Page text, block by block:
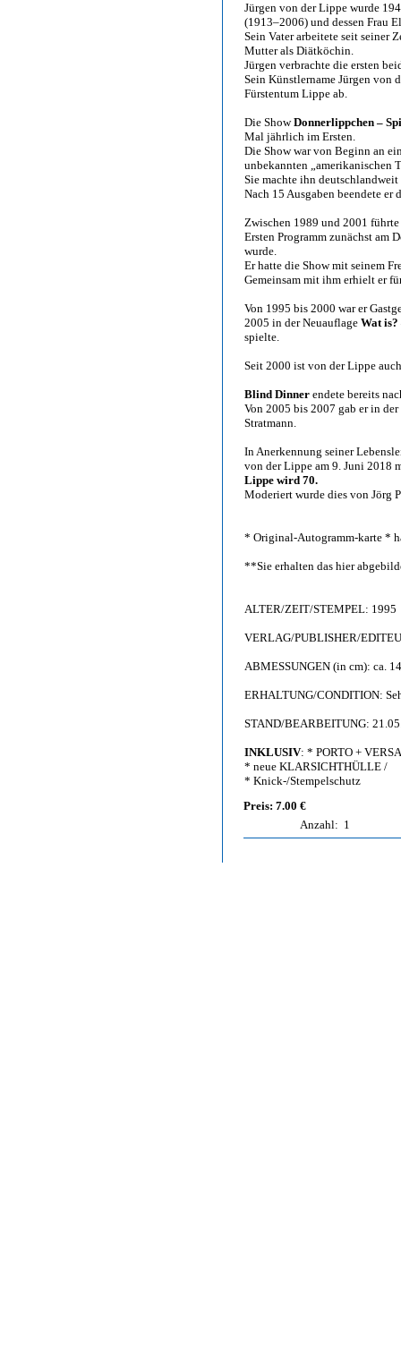
Jürgen von der Lippe wurde
(1913–2006) und dessen Frau
Sein Vater arbeitete seit seiner
Mutter als Diätköchin.
Jürgen verbrachte die ersten
Sein Künstlername Jürgen von
Fürstentum Lippe ab.
Die ShowDonnerlippchen –
Mal jährlich im Ersten.
Die Show war von Beginn an
unbekannten „amerikanischen
Sie machte ihn
Nach 15 Ausgaben beendete er
Zwischen 1989 und 2001
Ersten Programm zunächst am
wurde.
Er hatte die Show mit seinem
Gemeinsam mit ihm erhielt er
Von 1995 bis 2000 war er
2005 in der Neuauflage Wat is?
spielte.
Seit 2000 ist von der Lippe
Blind Dinner endete bereits
Von 2005 bis 2007 gab er in
Stratmann.
In Anerkennung seiner
von der Lippe am 9. Juni 2018
Lippe wird 70.
Moderiert wurde dies von Jörg
* Original-Autogramm-karte *
**Sie erhalten das hier
ALTER/ZEIT/STEMPEL: 1995
VERLAG/PUBLISHER/
ABMESSUNGEN (in cm): ca.
ERHALTUNG/CONDITION:
STAND/BEARBEITUNG:
INKLUSIV: * PORTO +
* neue KLARSICHTHÜLLE /
* Knick-/Stempelschutz
Preis: 7.00 €
Anzahl: 1